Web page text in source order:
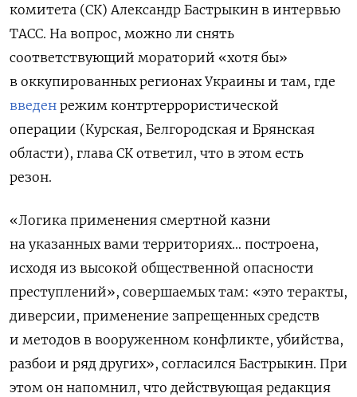
комитета (СК) Александр Бастрыкин в интервью
ТАСС. На вопрос, можно ли снять
соответствующий мораторий «хотя бы»
в оккупированных регионах Украины и там, где
введен режим контртеррористической
операции (Курская, Белгородская и Брянская
области), глава СК ответил, что в этом есть
резон.
«Логика применения смертной казни
на указанных вами территориях… построена,
исходя из высокой общественной опасности
преступлений», совершаемых там: «это теракты,
диверсии, применение запрещенных средств
и методов в вооруженном конфликте, убийства,
разбои и ряд других», согласился Бастрыкин. При
этом он напомнил, что действующая редакция